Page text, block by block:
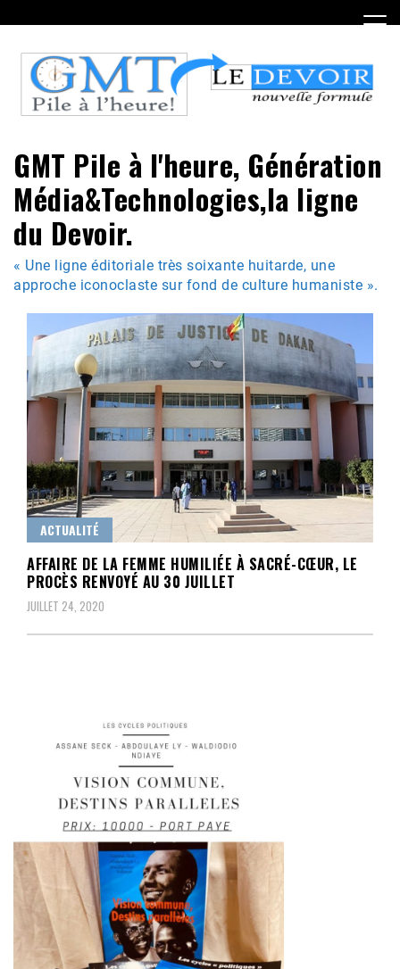
to
content
GMT Pile à l'heure, Génération
Média&Technologies,la ligne
du Devoir.
« Une ligne éditoriale très soixante huitarde, une
approche iconoclaste sur fond de culture humaniste ».
ACTUALITÉ
AFFAIRE DE LA FEMME HUMILIÉE À SACRÉ-CŒUR, LE
PROCÈS RENVOYÉ AU 30 JUILLET
JUILLET 24, 2020